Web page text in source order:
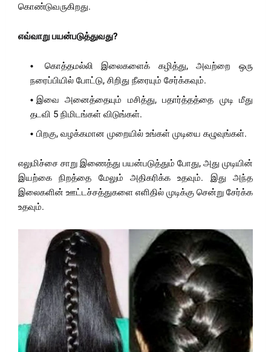
கொண்டுவருகிறது.
எவ்வாறு பயன்படுத்துவது?
கொத்தமல்லி இலைகளைக் கழித்து, அவற்றை ஒரு
நரைப்பியில் போட்டு, சிறிது நீரையும் சேர்க்கவும்.
இவை அனைத்தையும் மசித்து, பதார்த்தத்தை முடி மீது
தடவி 5 நிமிடங்கள் விடுங்கள்.
பிறகு, வழக்கமான முறையில் உங்கள் முடியை கழுவுங்கள்.
எலுமிச்சை சாறு இணைத்து பயன்படுத்தும் போது, அது முடியின்
இயற்கை நிறத்தை மேலும் அதிகரிக்க உதவும். இது அந்த
இலைகளின் ஊட்டச்சத்துகளை எளிதில் முடிக்கு சென்று சேர்க்க
உதவும்.